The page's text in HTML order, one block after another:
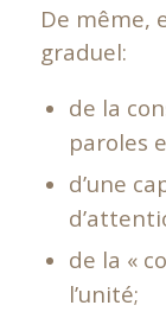
De même,
graduel:
de la
paroles
d’une
de la «
l’unité;